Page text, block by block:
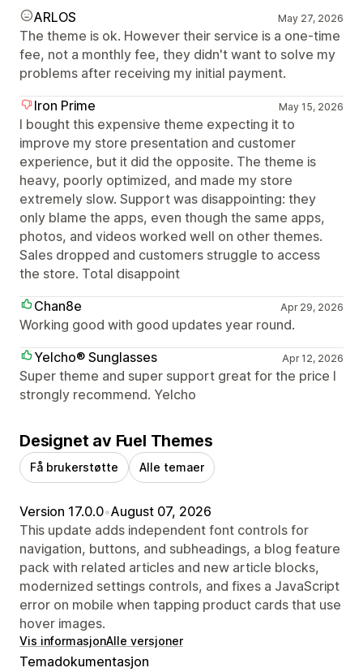
ARLOS May 27, 2026
The theme is ok. However their service is a one-time
fee, not a monthly fee, they didn't want to solve my
problems after receiving my initial payment.
Iron Prime
May 15, 2026
I bought this expensive theme expecting it to
improve my store presentation and customer
experience, but it did the opposite. The theme is
heavy, poorly optimized, and made my store
extremely slow. Support was disappointing: they
only blame the apps, even though the same apps,
photos, and videos worked well on other themes.
Sales dropped and customers struggle to access
the store. Total disappoint
Chan8e
Apr 29, 2026
Working good with good updates year round.
Yelcho® Sunglasses
Apr 12, 2026
Super theme and super support great for the price I
strongly recommend. Yelcho
Designet av Fuel Themes
Få brukerstøtte Alle temaer
Version 17.0.0•August 07, 2026
This update adds independent font controls for
navigation, buttons, and subheadings, a blog feature
pack with related articles and new article blocks,
modernized settings controls, and fixes a JavaScript
error on mobile when tapping product cards that use
hover images.
Vis informasjonAlle versjoner
Temadokumentasjon